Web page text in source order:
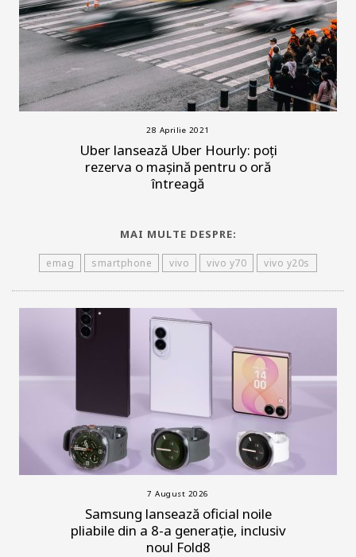
28 Aprilie 2021
Uber lansează Uber Hourly: poți
rezerva o mașină pentru o oră
întreagă
MAI MULTE DESPRE:
emag smartphone vivo vivo y70 vivo y20s
7 August 2026
Samsung lansează oficial noile
pliabile din a 8-a generație, inclusiv
noul Fold8